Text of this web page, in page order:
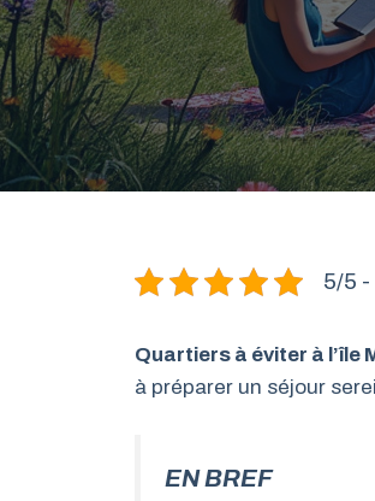
5/5
Quartiers à éviter à l’île
à préparer un séjour
EN BREF